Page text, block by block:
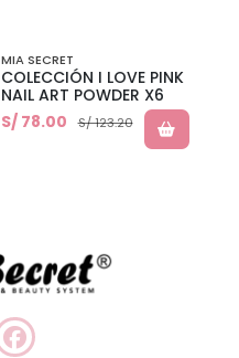
MIA SECRET
COLECCIÓN I LOVE PINK
NAIL ART POWDER X6
S/ 78.00
S/ 123.20